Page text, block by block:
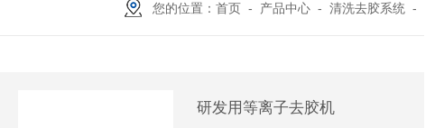
您的位置： 首页 - 产品中心 - 清洗去胶系统 -
研发用等离子去胶机